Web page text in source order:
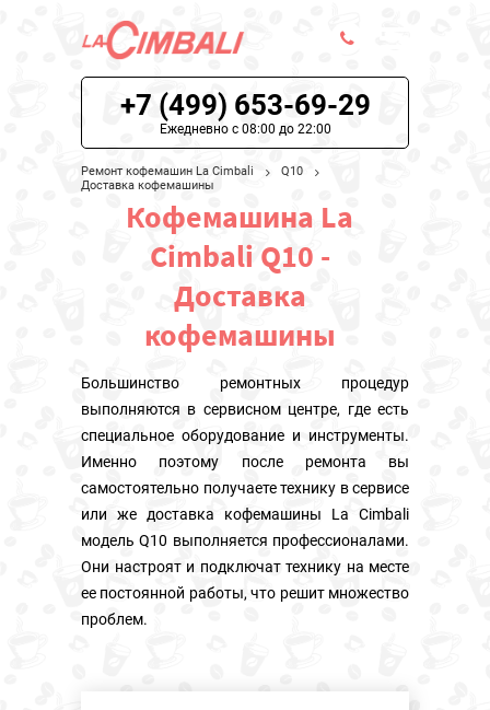
ЦЕНЫ НА РЕМОНТ
О СЕРВИСЕ
МОДЕЛИ LA CIMBALI
НАШИ КОНТАКТЫ
+7 (499) 653-69-29
Ежедневно с 08:00 до 22:00
Ремонт кофемашин La Cimbali
Q10
Доставка кофемашины
Кофемашина La
Cimbali Q10 -
Доставка
кофемашины
Большинство ремонтных процедур
выполняются в сервисном центре, где есть
специальное оборудование и инструменты.
Именно поэтому после ремонта вы
самостоятельно получаете технику в сервисе
или же доставка кофемашины La Cimbali
модель Q10 выполняется профессионалами.
Они настроят и подключат технику на месте
ее постоянной работы, что решит множество
проблем.